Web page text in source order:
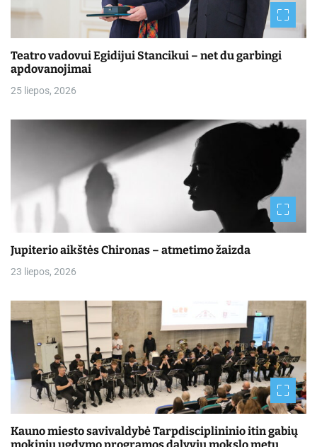
Teatro vadovui Egidijui Stancikui – net du garbingi
apdovanojimai
25 liepos, 2026
Jupiterio aikštės Chironas – atmetimo žaizda
23 liepos, 2026
Kauno miesto savivaldybė Tarpdisciplininio itin gabių